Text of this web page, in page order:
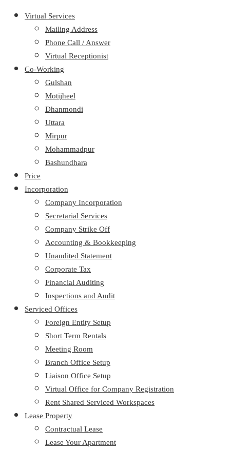
Virtual Services
Mailing Address
Phone Call / Answer
Virtual Receptionist
Co-Working
Gulshan
Motijheel
Dhanmondi
Uttara
Mirpur
Mohammadpur
Bashundhara
Price
Incorporation
Company Incorporation
Secretarial Services
Company Strike Off
Accounting & Bookkeeping
Unaudited Statement
Corporate Tax
Financial Auditing
Inspections and Audit
Serviced Offices
Foreign Entity Setup
Short Term Rentals
Meeting Room
Branch Office Setup
Liaison Office Setup
Virtual Office for Company Registration
Rent Shared Serviced Workspaces
Lease Property
Contractual Lease
Lease Your Apartment